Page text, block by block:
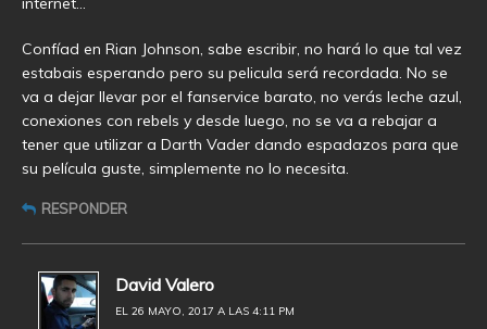
Confíad en Rian Johnson, sabe escribir, no hará lo que tal vez
estabais esperando pero su pelicula será recordada. No se
va a dejar llevar por el fanservice barato, no verás leche azul,
conexiones con rebels y desde luego, no se va a rebajar a
tener que utilizar a Darth Vader dando espadazos para que
su película guste, simplemente no lo necesita.
RESPONDER
David Valero
EL 26 MAYO, 2017 A LAS 4:11 PM